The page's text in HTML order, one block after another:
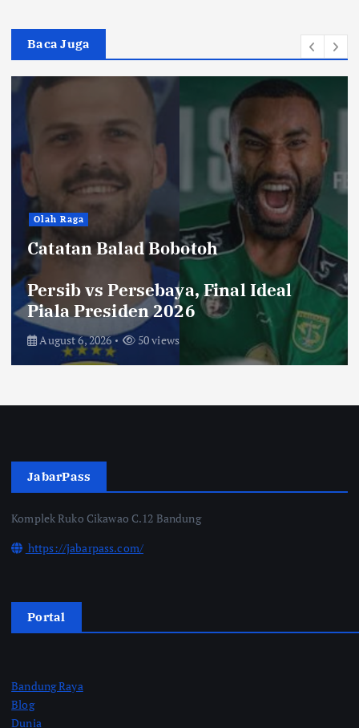
Baca Juga
Hiburan
Toko Perlengkapan Mayat, Bisa
Laku dengan Syarat ini, Ngeri …!
Saksikan di Bioskop
August 3, 2026 67 views
JabarPass
Komplek Ruko Cikawao C.12 Bandung
https://jabarpass.com/
Portal
Bandung Raya
Blog
Dunia